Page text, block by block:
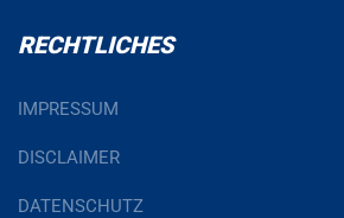
RECHTLICHES
IMPRESSUM
DISCLAIMER
DATENSCHUTZ